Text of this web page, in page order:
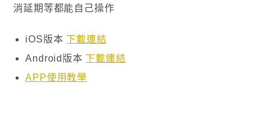
消延期等都能自己操作
iOS版本下載連結
Android版本下載連結
APP使用教學